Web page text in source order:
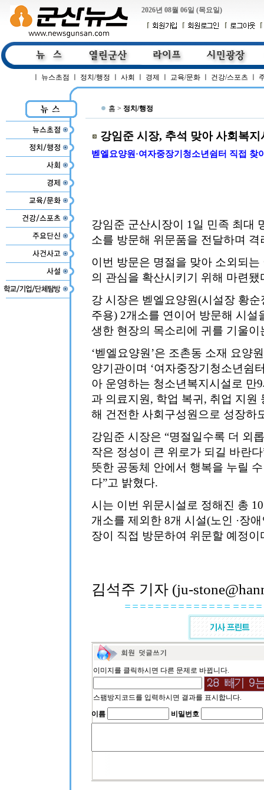
2026년 08월 06일 (목요일)
뉴스초점 정치/행정 사회 경제 교육/문화 건강/스포츠
홈 > 정치/행정
강임준 시장, 추석 맞아 사회복지
벧엘요양원·여자중장기청소년쉼터 직접 찾
강임준 군산시장이 1일 민족 최대
소를 방문해 위문품을 전달하며
이번 방문은 명절을 맞아 소외되
의 관심을 확산시키기 위해 마련됐
강 시장은 벧엘요양원(시설장 황
주용) 2개소를 연이어 방문해 시
생한 현장의 목소리에 귀를 기울
‘벧엘요양원’은 조촌동 소재 요양
양기관이며 ‘여자중장기청소년쉼
아 운영하는 청소년복지시설로 만
과 의료지원, 학업 복귀, 취업 지원
해 건전한 사회구성원으로 성장하
강임준 시장은 “명절일수록 더 외
작은 정성이 큰 위로가 되길 바란
뜻한 공동체 안에서 행복을 누릴
다”고 밝혔다.
시는 이번 위문시설로 정해진 총
개소를 제외한 8개 시설(노인 ·장
장이 직접 방문하여 위문할 예정이
김석주 기자 (ju-
이미지를 클릭하시면 다른 문제로 바뀝니다.
스팸방지코드를 입력하시면 결과를 표시합니다.
이름
비밀번호